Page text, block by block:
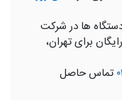
ها در شرکت
برای تهران،
تماس حاصل